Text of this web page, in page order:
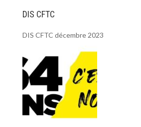
DIS CFTC
DIS CFTC décembre 2023